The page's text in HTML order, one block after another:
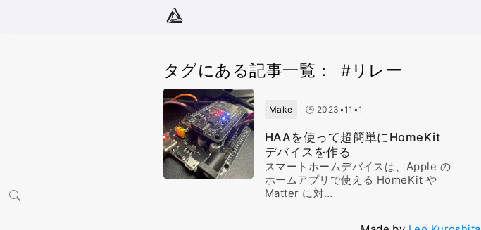
タグにある記事一覧： #リレー
Make 🕒 2023•11•1
HAAを使って超簡単にHomeKit
デバイスを作る
スマートホームデバイスは、Apple の
ホームアプリで使える HomeKit や
Matter に対…